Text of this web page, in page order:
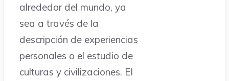
alrededor del mundo, ya
sea a través de la
descripción de experiencias
personales o el estudio de
culturas y civilizaciones. El